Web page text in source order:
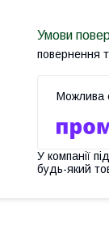
повернення
У компанії
будь-який